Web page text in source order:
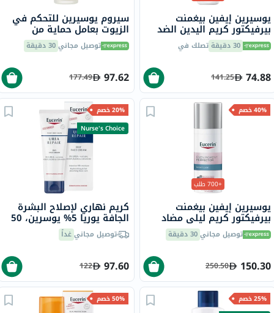
يوسيرين إيفين بيغمنت
بيرفيكتور كريم اليدين الضد
التصبغ بعامل حماية من
الشمس 30 75 مل
30 دقيقة تصلك في
74.88
141.25
سيروم يوسيرين للتحكم في
الزيوت بعامل حماية من
الشمس 50+ للبشرة الدهنية
المعرضة لحب الشباب 30 مل
توصيل مجاني30 دقيقة
97.62
177.49
40% خصم
+700 طلب
يوسيرين إيفين بيغمنت
بيرفيكتور كريم ليلي مضاد
للبقع الداكنة 50 مل
توصيل مجاني30 دقيقة
150.30
250.50
20% خصم
Nurse's Choice
كريم نهاري لإصلاح البشرة
الجافة يوريا 5% يوسرين، 50
ملتوصيل مجانيغداً
97.60
122
25% خصم
50% خصم